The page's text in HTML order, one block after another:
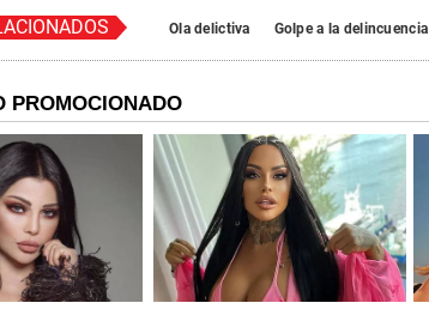
Ola delictiva Golpe a la delincuencia